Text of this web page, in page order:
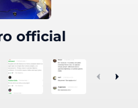
official